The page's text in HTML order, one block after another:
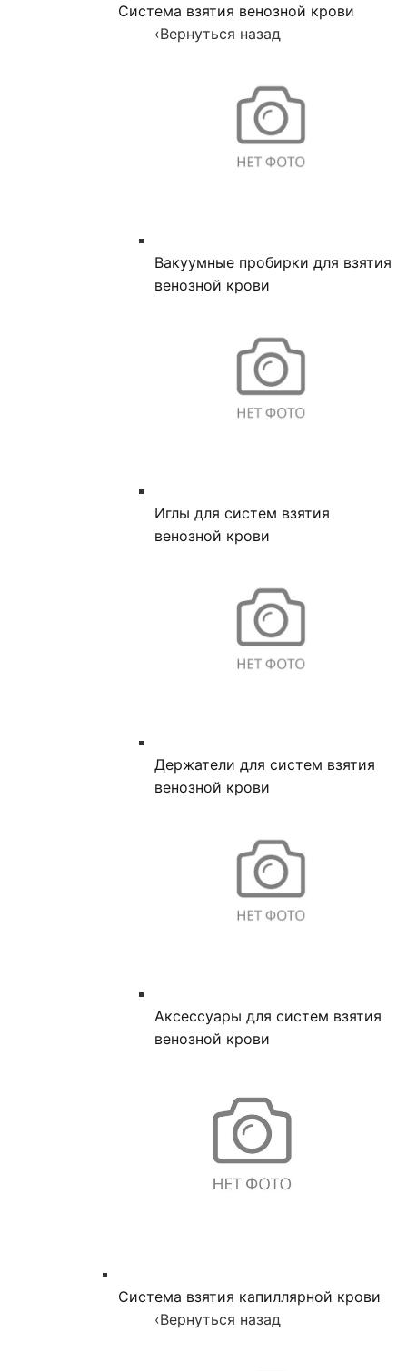
Система взятия венозной крови
‹Вернуться назад
Вакуумные пробирки для взятия
венозной крови
Иглы для систем взятия
венозной крови
Держатели для систем взятия
венозной крови
Аксессуары для систем взятия
венозной крови
Система взятия капиллярной крови
‹Вернуться назад